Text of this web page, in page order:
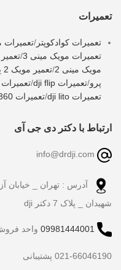
تعمیرات
تعمیرات کوادکوپتر /تعمیرات
تعمیرات مویک مینی 3
/تعمیر
مویک مینی 2
/تعمیر مویک 2 پرو
پرو/تعمیرات dji flip /تعمیرات
تعمیرات dji lito
/تعمیرات avata 360
ارتباط با دکتر دی جی آی
آدرس : تهران _ خیابان
شهیدان _ پلاک 7 دکتر dji
09981444001 واحد
021-66046190 پشتیبانی